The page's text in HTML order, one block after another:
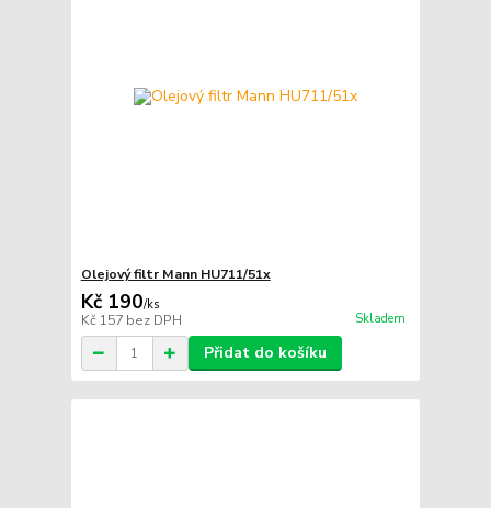
Olejový filtr Mann HU711/51x
Kč 190/ks
Kč 157 bez DPH Skladem
Přidat do košíku